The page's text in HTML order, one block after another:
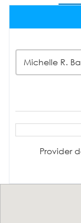
Michelle R.
Provider